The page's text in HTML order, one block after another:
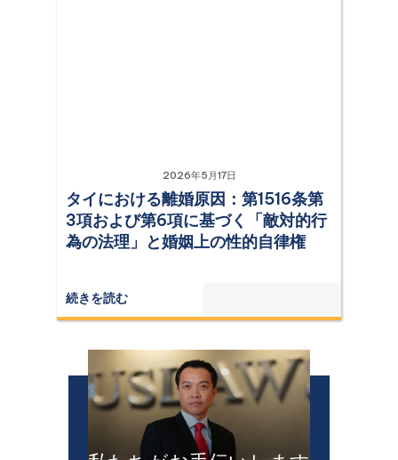
2026年5月17日
タイにおける離婚原因：第1516条第
3項および第6項に基づく「敵対的行
為の法理」と婚姻上の性的自律権
続きを読む